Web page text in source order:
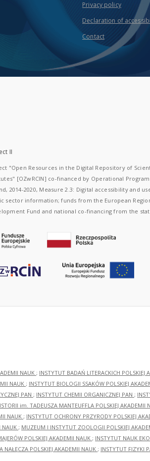
Privacy policy
Declaration of
Contact
II
"Open Resources in the Digital Repository of
[OZwRCIN] co-financed by Operational
2014-2020, Measure 2.3: Digital accessibility and
sector information; funds from the European
Fund and national co-financing from the
NAUK ; INSTYTUT BADAŃ LITERACKICH POLSKIEJ
NAUK ; INSTYTUT BIOLOGII SSAKÓW POLSKIEJ
PAN ; INSTYTUT CHEMII ORGANICZNEJ PAN ;
im. TADEUSZA MANTEUFFLA POLSKIEJ AKADEMII
NAUK ; INSTYTUT OCHRONY PRZYRODY POLSKIEJ
NAUK ; MUZEUM I INSTYTUT ZOOLOGII POLSKIEJ
POLSKIEJ AKADEMII NAUK ; INSTYTUT NAUK
NAŁĘCZA POLSKIEJ AKADEMII NAUK ; INSTYTUT FIZYKI